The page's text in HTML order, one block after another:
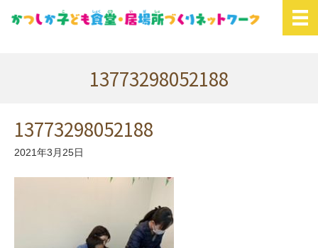
13773298052188
13773298052188
2021年3月25日